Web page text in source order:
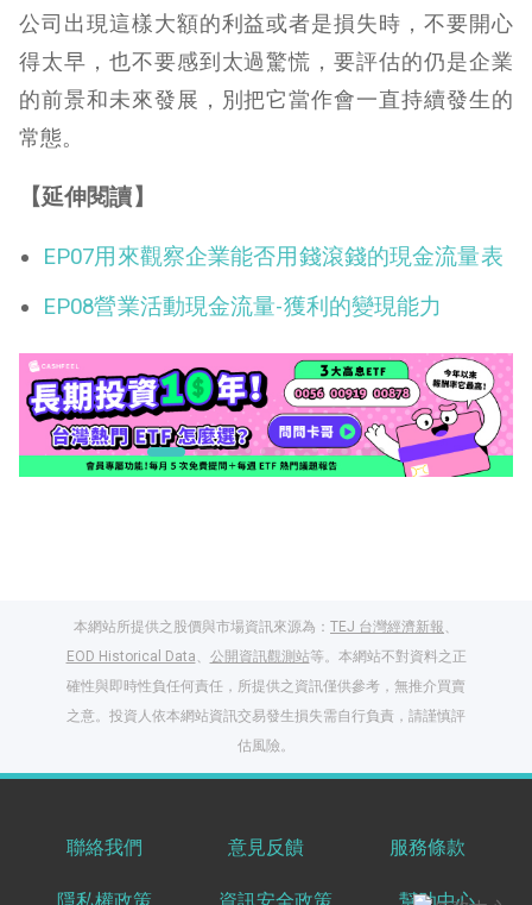
公司出現這樣大額的利益或者是損失時，不要開心
得太早，也不要感到太過驚慌，要評估的仍是企業
的前景和未來發展，別把它當作會一直持續發生的
常態。
【延伸閱讀】
EP07用來觀察企業能否用錢滾錢的現金流量表
EP08營業活動現金流量-獲利的變現能力
本網站所提供之股價與市場資訊來源為： TEJ 台灣經濟新報、
EOD Historical Data、 公開資訊觀測站等。本網站不對資料之正
確性與即時性負任何責任，所提供之資訊僅供參考，無推介買賣
之意。投資人依本網站資訊交易發生損失需自行負責，請謹慎評
估風險。
聯絡我們 意見反饋 服務條款